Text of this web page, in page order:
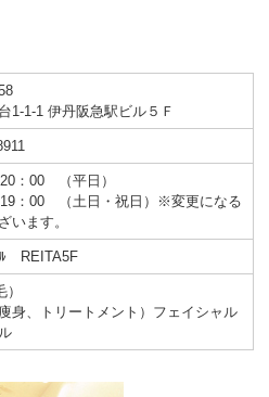
1-1-1 伊丹阪急駅ビル５Ｆ
：00 （平日）
19：00 （土日・祝日）※変更になる
います。
REITA5F
身、トリートメント）フェイシャル